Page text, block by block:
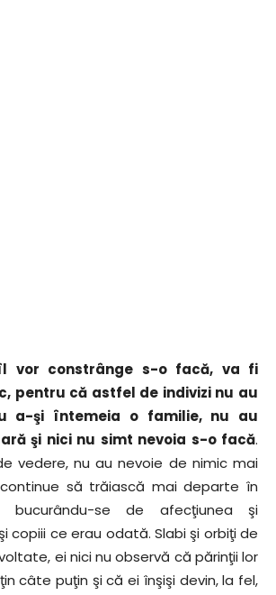
vor constrânge s-o facă, va fi
pentru că astfel de indivizi nu au
a-şi întemeia o familie, nu au
şi nici nu simt nevoia s-o facă.
vedere, nu au nevoie de nimic mai
să trăiască mai departe în
bucurându-se de afecţiunea şi
copiii ce erau odată. Slabi şi orbiţi de
ei nici nu observă că părinţii lor
câte puţin şi că ei înşişi devin, la fel,